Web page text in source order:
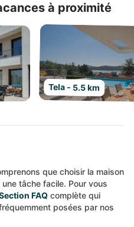
à proximité
Tela - 5.5 km
que choisir la maison
tâche facile. Pour vous
FAQ complète qui
posées par nos